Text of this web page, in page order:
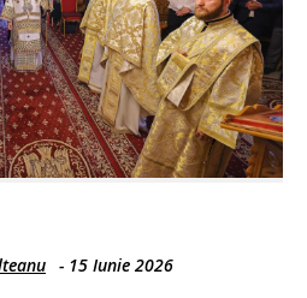
- 15 Iunie 2026